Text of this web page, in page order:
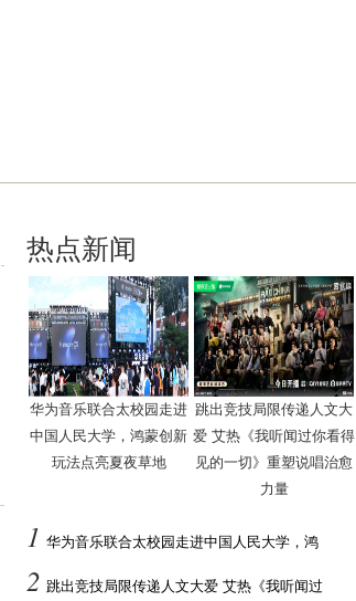
热点新闻
华为音乐联合太校园走进
中国人民大学，鸿蒙创新
玩法点亮夏夜草地
跳出竞技局限传递人文大
爱 艾热《我听闻过你看得
见的一切》重塑说唱治愈
力量
1 华为音乐联合太校园走进中国人民大学，鸿
2 跳出竞技局限传递人文大爱 艾热《我听闻过